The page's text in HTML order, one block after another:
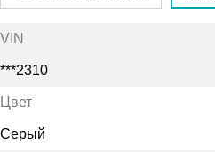
VIN
***2310
Цвет
Серый